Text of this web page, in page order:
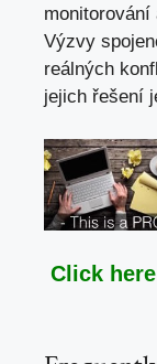
monitorování
Výzvy
reálných
jejich řešení
Click